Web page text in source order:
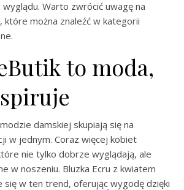
Warto zwrócić uwagę na
można znaleźć w kategorii
to moda,
damskiej skupiają się na
w jednym. Coraz więcej kobiet
nie tylko dobrze wyglądają, ale
w noszeniu. Bluzka Ecru z kwiatem
się w ten trend, oferując wygodę dzięki